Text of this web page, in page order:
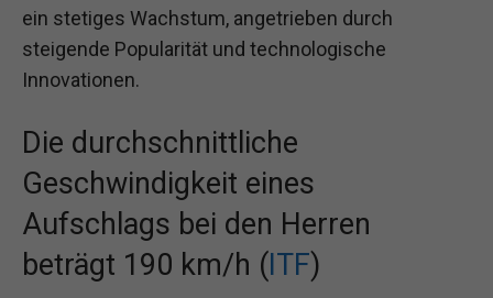
ein stetiges Wachstum, angetrieben durch
steigende Popularität und technologische
Innovationen.
Die durchschnittliche
Geschwindigkeit eines
Aufschlags bei den Herren
beträgt 190 km/h (ITF)